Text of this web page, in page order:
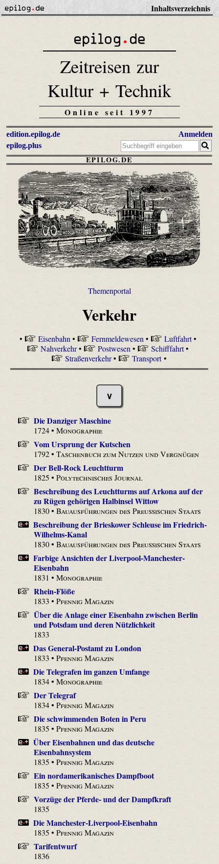
Inhaltsverzeichnis
Zeitreisen zur
Kultur + Technik
Online seit 1997
edition.epilog.de
epilog.plus
Anmelden
EPILOG.DE
Themenportal
Verkehr
• Eisenbahn • Fernmeldewesen • Luftfahrt•
Nahverkehr• Postwesen • Schifffahrt•
Straßenverkehr• Transport•
∨
Die Danziger Maschine
1724 •Monographie
Vom Ursprung der Kutschen
1792 •Taschenbuch zum Nutzen und Vergnügen
Der Bell-Rock Leuchtturm
1825 •Polytechnisches Journal
Beschreibung des Leuchtturms auf Arkona auf der
zu Rügen gehörigen Halbinsel Wittow
1830 •Bauausführungen des Preußischen Staats
Beschreibung der Brieskower Schleuse im Friedrich-
Wilhelms-Kanal
1830 •Bauausführungen des Preußischen Staats
Farbige Ansichten der Liverpool-Manchester-
Eisenbahn
1831 •Monographie
Rhein-Flöße
1833 •Pfennig Magazin
Über die Anlage einer Eisenbahn zwischen Berlin
und Potsdam und deren Nützlichkeit
1833
Das General-Postamt zu London
1833 •Pfennig Magazin
Die Telegrafen im ganzen Umfange
1834 •Monographie
Der Telegraf
1834 •Pfennig Magazin
Die schwimmenden Boten in Peru
1835 •Pfennig Magazin
Über Eisenbahnen und das deutsche
Eisenbahnsystem
1835 •Pfennig Magazin
Ein nordamerikanisches Dampfboot
1835 •Pfennig Magazin
Vorzüge der Pferde- und der Dampfkraft
1835
Die Manchester-Liverpool-Eisenbahn
1835 •Pfennig Magazin
Tarifentwurf
1836